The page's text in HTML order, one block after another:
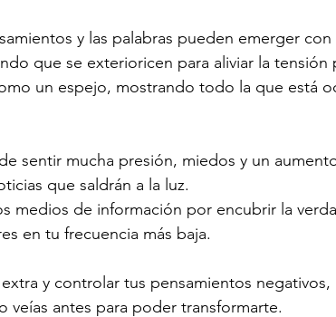
y las palabras pueden emerger con
que se exterioricen para aliviar la tensión
un espejo, mostrando todo la que está
sentir mucha presión, miedos y un
que saldrán a la luz.
medios de información por encubrir la
en tu frecuencia más baja.
y controlar tus pensamientos
veías antes para poder transformarte.